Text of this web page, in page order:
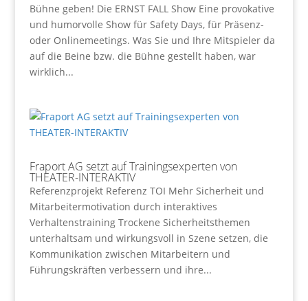
Bühne geben! Die ERNST FALL Show Eine provokative
und humorvolle Show für Safety Days, für Präsenz-
oder Onlinemeetings. Was Sie und Ihre Mitspieler da
auf die Beine bzw. die Bühne gestellt haben, war
wirklich...
Fraport AG setzt auf Trainingsexperten von
THEATER-INTERAKTIV
Referenzprojekt Referenz TOI Mehr Sicherheit und
Mitarbeitermotivation durch interaktives
Verhaltenstraining Trockene Sicherheitsthemen
unterhaltsam und wirkungsvoll in Szene setzen, die
Kommunikation zwischen Mitarbeitern und
Führungskräften verbessern und ihre...